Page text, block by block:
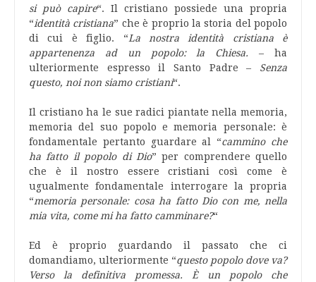
si può capire“. Il cristiano possiede una propria
“identità cristiana” che è proprio la storia del popolo
di cui è figlio. “La nostra identità cristiana è
appartenenza ad un popolo: la Chiesa. – ha
ulteriormente espresso il Santo Padre – Senza
questo, noi non siamo cristiani“.
Il cristiano ha le sue radici piantate nella memoria,
memoria del suo popolo e memoria personale: è
fondamentale pertanto guardare al “cammino che
ha fatto il popolo di Dio” per comprendere quello
che è il nostro essere cristiani così come è
ugualmente fondamentale interrogare la propria
“memoria personale: cosa ha fatto Dio con me, nella
mia vita, come mi ha fatto camminare?“
Ed è proprio guardando il passato che ci
domandiamo, ulteriormente “questo popolo dove va?
Verso la definitiva promessa. È un popolo che